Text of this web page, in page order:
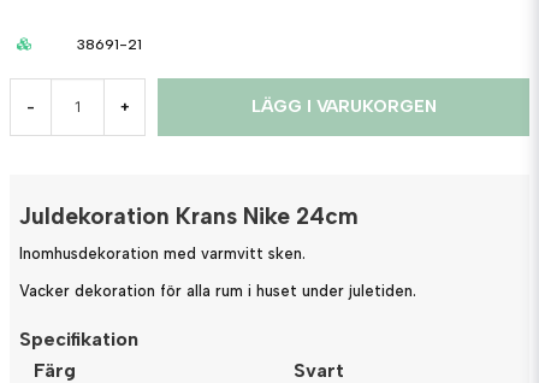
38691-21
- + LÄGG I VARUKORGEN
Juldekoration Krans Nike 24cm
Inomhusdekoration med varmvitt sken.
Vacker dekoration för alla rum i huset under juletiden.
Specifikation
Färg
Svart